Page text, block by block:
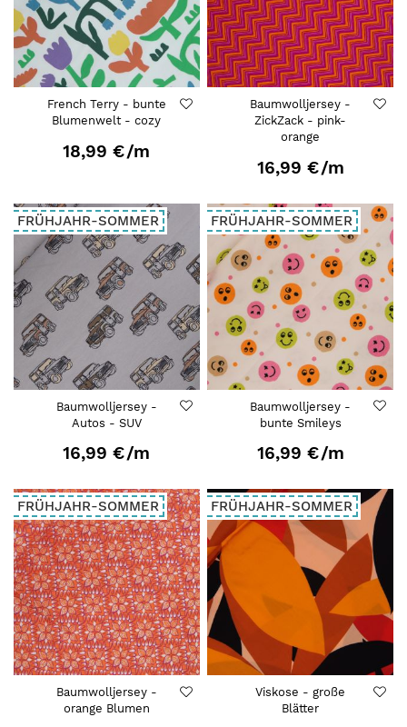
French Terry - bunte
Blumenwelt - cozy
18,99 €/m
Baumwolljersey -
ZickZack - pink-
orange
16,99 €/m
FRÜHJAHR-SOMMER
Baumwolljersey -
Autos - SUV
16,99 €/m
FRÜHJAHR-SOMMER
Baumwolljersey -
bunte Smileys
16,99 €/m
FRÜHJAHR-SOMMER
Baumwolljersey -
orange Blumen
FRÜHJAHR-SOMMER
Viskose - große
Blätter